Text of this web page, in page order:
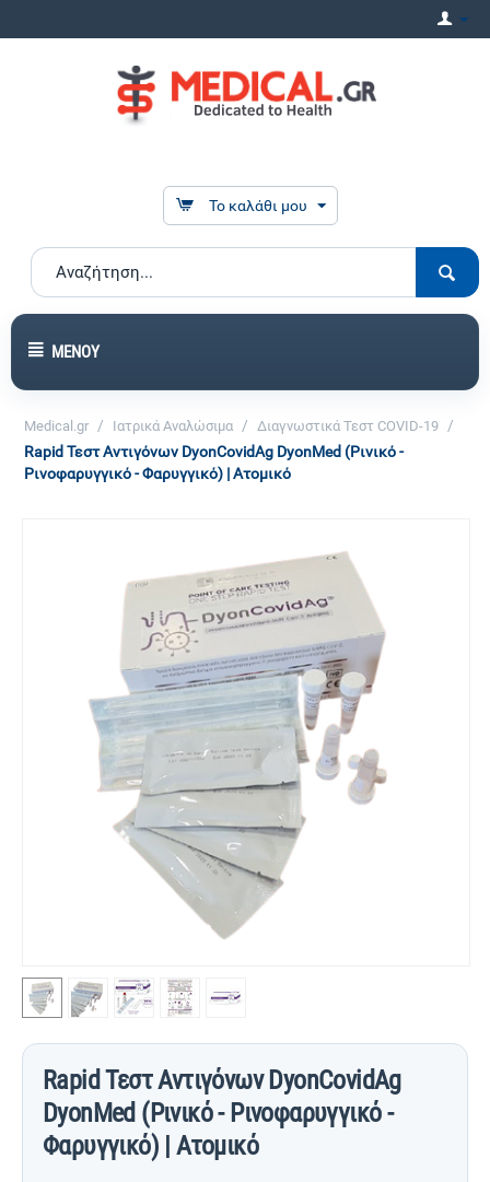
Το καλάθι μου
ΜΕΝΟΎ
Medical.gr / Ιατρικά Αναλώσιμα / Διαγνωστικά Τεστ COVID-19 /
Rapid Τεστ Αντιγόνων DyonCovidAg DyonMed (Ρινικό -
Ρινοφαρυγγικό - Φαρυγγικό) | Ατομικό
Rapid Τεστ Αντιγόνων DyonCovidAg
DyonMed (Ρινικό - Ρινοφαρυγγικό -
Φαρυγγικό) | Ατομικό